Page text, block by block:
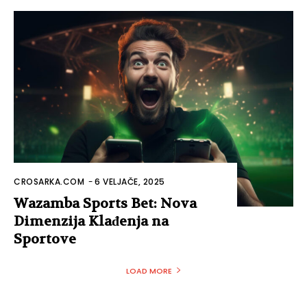
CROSARKA.COM -6 VELJAČE, 2025
Wazamba Sports Bet: Nova
Dimenzija Klađenja na
Sportove
LOAD MORE